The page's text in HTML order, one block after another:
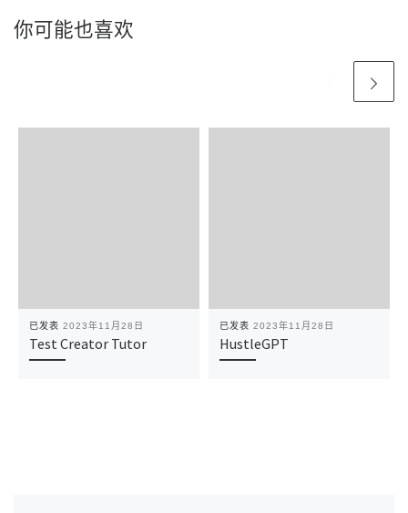
你可能也喜欢
已发表 2023年11月28日
Test Creator Tutor
已发表 2023年11月28日
HustleGPT